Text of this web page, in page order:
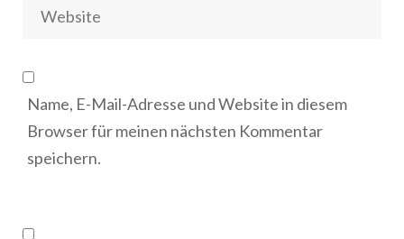
Name, E-Mail-Adresse und Website in diesem
Browser für meinen nächsten Kommentar
speichern.